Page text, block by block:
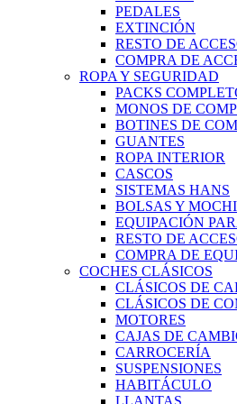
PEDALES
EXTINCIÓN
RESTO DE
COMPRA DE
ROPA Y SEGURIDAD
PACKS
MONOS DE
BOTINES DE
GUANTES
ROPA INTERIOR
CASCOS
SISTEMAS HANS
BOLSAS Y
EQUIPACIÓN
RESTO DE
COMPRA DE
COCHES CLÁSICOS
CLÁSICOS DE
CLÁSICOS DE
MOTORES
CAJAS DE
CARROCERÍA
SUSPENSIONES
HABITÁCULO
LLANTAS